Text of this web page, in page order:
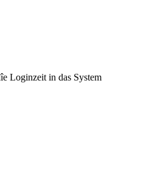
Loginzeit in das System